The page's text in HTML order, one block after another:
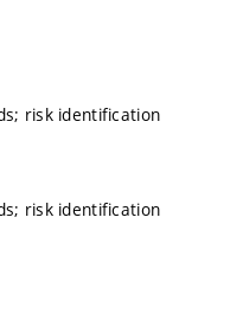
risk identification
risk identification